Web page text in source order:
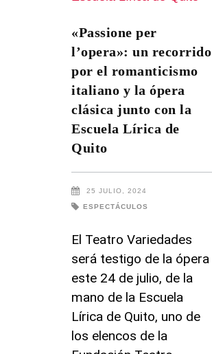
«Passione per
l’opera»: un recorrido
por el romanticismo
italiano y la ópera
clásica junto con la
Escuela Lírica de
Quito
25 JULIO, 2024
ESPECTÁCULOS
El Teatro Variedades
será testigo de la ópera
este 24 de julio, de la
mano de la Escuela
Lírica de Quito, uno de
los elencos de la